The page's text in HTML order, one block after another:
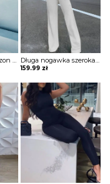
elegancki kombinezon z szerokimi nogawkami i koronkowymi rękawami romper Alaina Długa nogawka szeroka długi rękaw bufki dekolt prosty luźny wiązanie elegancki kombinezon Rasa
159.99 zł